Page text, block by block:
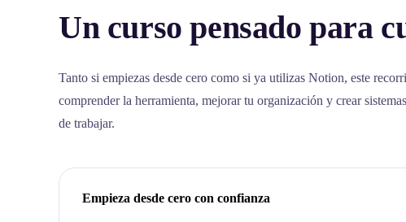
Un curso pensado para
Tanto si empiezas desde cero como si ya utilizas Notion, este
comprender la herramienta, mejorar tu organización y crear
de trabajar.
Empieza desde cero con confianza